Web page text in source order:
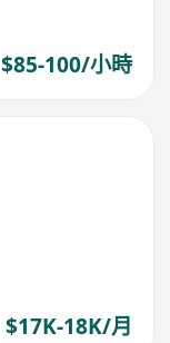
$85-100/小時
$17K-18K/月